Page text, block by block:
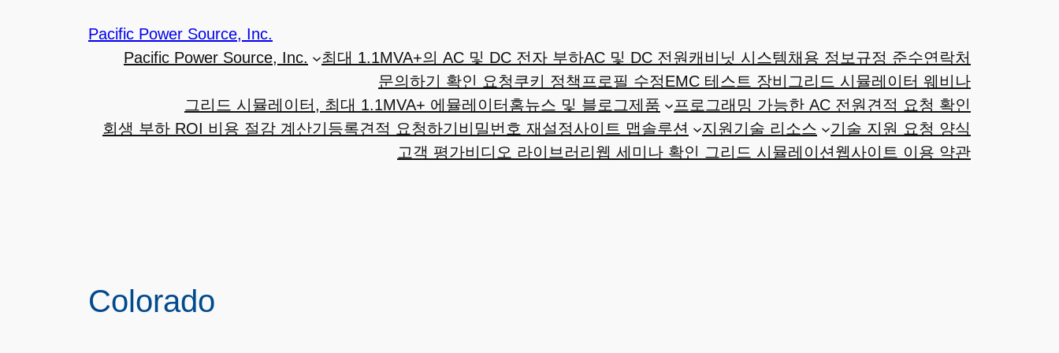
Pacific Power Source, Inc.
Pacific Power Source, Inc.
최대 1.1MVA+의 AC 및 DC 전자 부하AC 및 DC 전원 캐비닛 시스템채용 정보규정 준수연락처
문의하기 확인 요청쿠키 정책 프로필 수정EMC 테스트 장비 그리드 시뮬레이터 웨비나
그리드 시뮬레이터, 최대 1.1MVA+ 에뮬레이터 홈뉴스 및 블로그제품 프로그래밍 가능한 AC 전원 견적 요청 확인
회생 부하 ROI 비용 절감 계산기 등록견적 요청하기 비밀번호 재설정사이트 맵솔루션 지원 기술 리소스
기술 지원 요청 양식
고객 평가비디오 라이브러리 웹 세미나 확인 그리드 시뮬레이션웹사이트 이용 약관
Colorado